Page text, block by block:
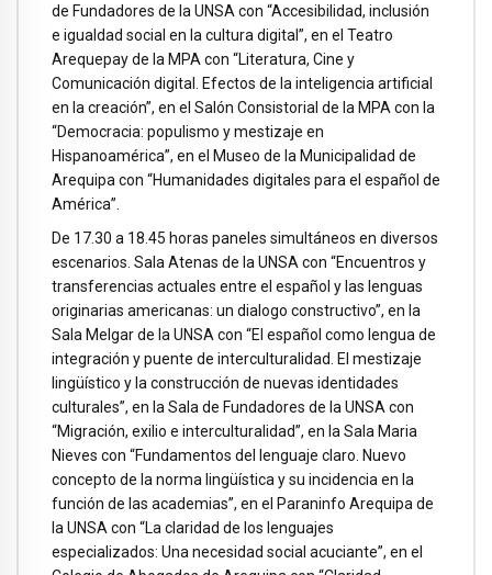
de Fundadores de la UNSA con “Accesibilidad, inclusión
e igualdad social en la cultura digital”, en el Teatro
Arequepay de la MPA con “Literatura, Cine y
Comunicación digital. Efectos de la inteligencia artificial
en la creación”, en el Salón Consistorial de la MPA con la
“Democracia: populismo y mestizaje en
Hispanoamérica”, en el Museo de la Municipalidad de
Arequipa con “Humanidades digitales para el español de
América”.
De 17.30 a 18.45 horas paneles simultáneos en diversos
escenarios. Sala Atenas de la UNSA con “Encuentros y
transferencias actuales entre el español y las lenguas
originarias americanas: un dialogo constructivo”, en la
Sala Melgar de la UNSA con “El español como lengua de
integración y puente de interculturalidad. El mestizaje
lingüístico y la construcción de nuevas identidades
culturales”, en la Sala de Fundadores de la UNSA con
“Migración, exilio e interculturalidad”, en la Sala Maria
Nieves con “Fundamentos del lenguaje claro. Nuevo
concepto de la norma lingüística y su incidencia en la
función de las academias”, en el Paraninfo Arequipa de
la UNSA con “La claridad de los lenguajes
especializados: Una necesidad social acuciante”, en el